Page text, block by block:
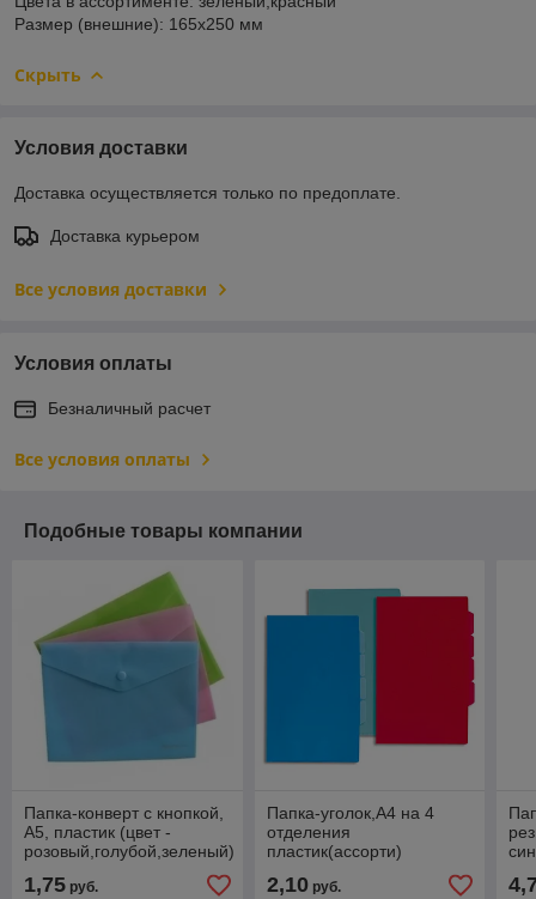
Размер (внешние): 165х250 мм
Скрыть
Условия доставки
Доставка осуществляется только по предоплате.
Доставка курьером
Все условия доставки
Условия оплаты
Безналичный расчет
Все условия оплаты
Подобные товары компании
Папка-конверт с кнопкой,
А5, пластик (цвет -
розовый,голубой,зеленый)
1,75 руб.
Папка-уголок,А4 на 4
отделения
пластик(ассорти)
2,10руб.